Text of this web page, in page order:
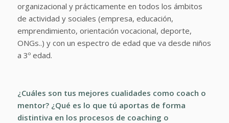
organizacional y prácticamente en todos los ámbitos
de actividad y sociales (empresa, educación,
emprendimiento, orientación vocacional, deporte,
ONGs..) y con un espectro de edad que va desde niños
a 3º edad.
¿Cuáles son tus mejores cualidades como coach o
mentor? ¿Qué es lo que tú aportas de forma
distintiva en los procesos de coaching o